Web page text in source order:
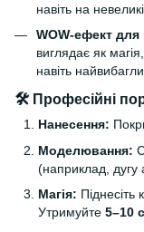
навіть на
WOW-ефект для
виглядає як
навіть
🛠 Професійні
Нанесення:
Моделювання:
(наприклад, дугу
Магія: Піднесіть
Утримуйте 5–10